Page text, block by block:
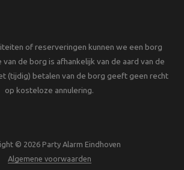
of reserveringen kunnen we een borg
de borg is afhankelijk van de aard van de
(tijdig) betalen van de borg geeft geen recht
op kosteloze annulering.
© 2026 Party Alarm Eindhoven
Algemene voorwaarden